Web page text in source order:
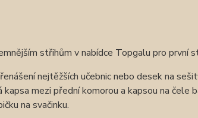
střihům v nabídce Topgalu pro první
nejtěžších učebnic nebo desek na
mezi přední komorou a kapsou na čele
na svačinku.